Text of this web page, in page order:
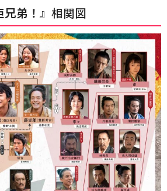
弟！ 』相関図